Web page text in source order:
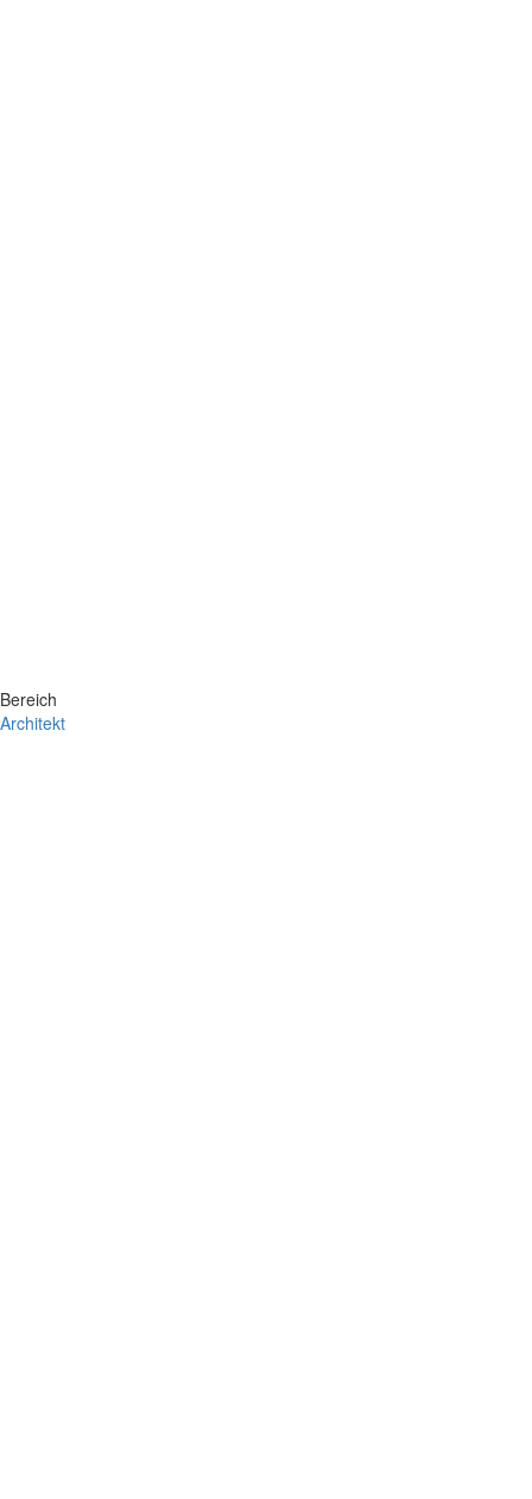
Bereich
Architekt